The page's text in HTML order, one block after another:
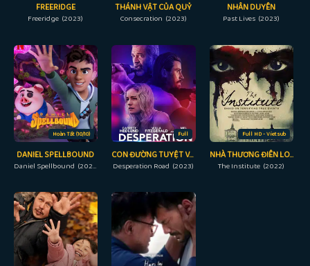
FREERIDGE
Freeridge (2023)
THÁNH VẬT CỦA QUỶ
Consecration (2023)
NHÂN DUYÊN
Past Lives (2023)
Hoàn Tất (10/10)
DANIEL SPELLBOUND
Daniel Spellbound (2022)
Full
CON ĐƯỜNG TUYỆT VỌNG
Desperation Road (2023)
Full HD - Vietsub
NHÀ THƯƠNG ĐIÊN LOẠN
The Institute (2022)